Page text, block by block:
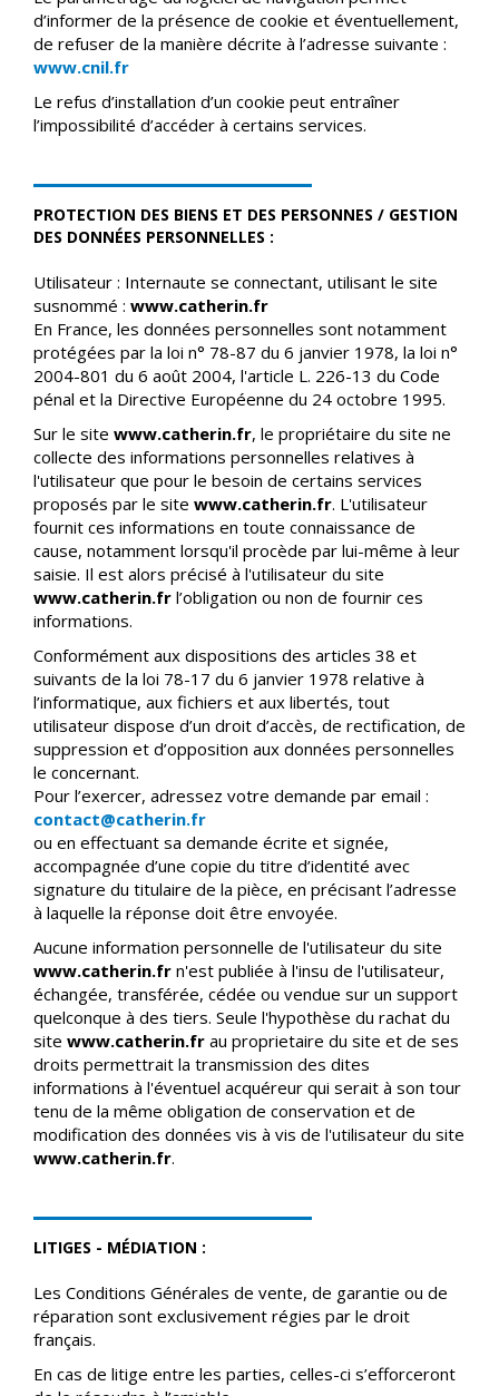
d’informer de la présence de cookie et éventuellement,
de refuser de la manière décrite à l’adresse suivante :
www.cnil.fr
Le refus d’installation d’un cookie peut entraîner
l’impossibilité d’accéder à certains services.
PROTECTION DES BIENS ET DES PERSONNES / GESTION
DES DONNÉES PERSONNELLES :
Utilisateur : Internaute se connectant, utilisant le site
susnommé : www.catherin.fr
En France, les données personnelles sont notamment
protégées par la loi n° 78-87 du 6 janvier 1978, la loi n°
2004-801 du 6 août 2004, l'article L. 226-13 du Code
pénal et la Directive Européenne du 24 octobre 1995.
Sur le site www.catherin.fr, le propriétaire du site ne
collecte des informations personnelles relatives à
l'utilisateur que pour le besoin de certains services
proposés par le site www.catherin.fr. L'utilisateur
fournit ces informations en toute connaissance de
cause, notamment lorsqu'il procède par lui-même à leur
saisie. Il est alors précisé à l'utilisateur du site
www.catherin.fr l’obligation ou non de fournir ces
informations.
Conformément aux dispositions des articles 38 et
suivants de la loi 78-17 du 6 janvier 1978 relative à
l’informatique, aux fichiers et aux libertés, tout
utilisateur dispose d’un droit d’accès, de rectification, de
suppression et d’opposition aux données personnelles
le concernant.
Pour l’exercer, adressez votre demande par email :
contact@catherin.fr
ou en effectuant sa demande écrite et signée,
accompagnée d’une copie du titre d’identité avec
signature du titulaire de la pièce, en précisant l’adresse
à laquelle la réponse doit être envoyée.
Aucune information personnelle de l'utilisateur du site
www.catherin.fr n'est publiée à l'insu de l'utilisateur,
échangée, transférée, cédée ou vendue sur un support
quelconque à des tiers. Seule l'hypothèse du rachat du
site www.catherin.fr au proprietaire du site et de ses
droits permettrait la transmission des dites
informations à l'éventuel acquéreur qui serait à son tour
tenu de la même obligation de conservation et de
modification des données vis à vis de l'utilisateur du site
www.catherin.fr.
LITIGES - MÉDIATION :
Les Conditions Générales de vente, de garantie ou de
réparation sont exclusivement régies par le droit
français.
En cas de litige entre les parties, celles-ci s’efforceront